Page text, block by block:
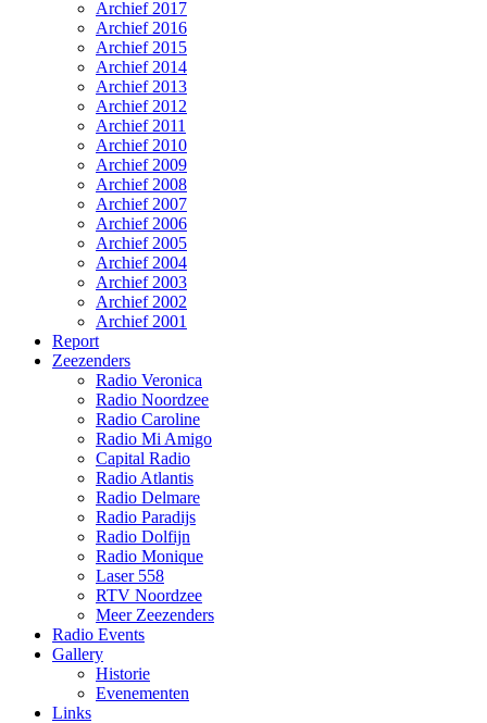
Archief 2017
Archief 2016
Archief 2015
Archief 2014
Archief 2013
Archief 2012
Archief 2011
Archief 2010
Archief 2009
Archief 2008
Archief 2007
Archief 2006
Archief 2005
Archief 2004
Archief 2003
Archief 2002
Archief 2001
Report
Zeezenders
Radio Veronica
Radio Noordzee
Radio Caroline
Radio Mi Amigo
Capital Radio
Radio Atlantis
Radio Delmare
Radio Paradijs
Radio Dolfijn
Radio Monique
Laser 558
RTV Noordzee
Meer Zeezenders
Radio Events
Gallery
Historie
Evenementen
Links